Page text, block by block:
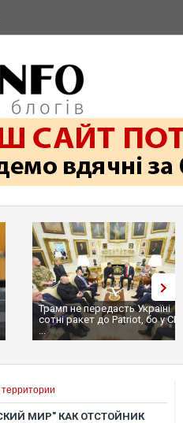
Трамп не передасть Україні
сотні ракет до Patriot, бо у
...
МИР" КАК ОТСТОЙНИК